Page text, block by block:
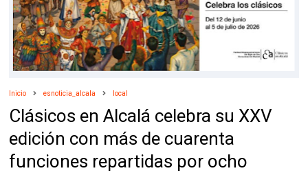
Inicio esnoticia_alcala local
Clásicos en Alcalá celebra su XXV
edición con más de cuarenta
funciones repartidas por ocho